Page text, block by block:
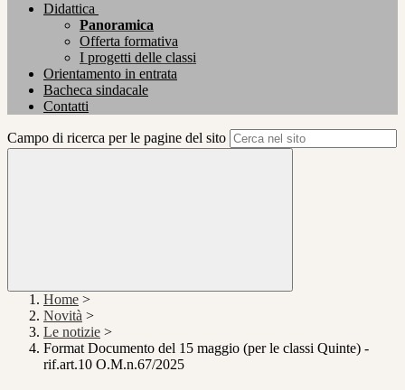
Didattica
Panoramica
Offerta formativa
I progetti delle classi
Orientamento in entrata
Bacheca sindacale
Contatti
Campo di ricerca per le pagine del sito
Home >
Novità >
Le notizie >
Format Documento del 15 maggio (per le classi Quinte) -
rif.art.10 O.M.n.67/2025